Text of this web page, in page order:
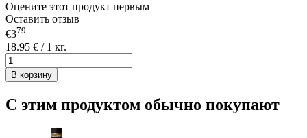
Оцените этот продукт первым
Оставить отзыв
€379
18.95 € / 1 кг.
В корзину
С этим продуктом обычно покупают